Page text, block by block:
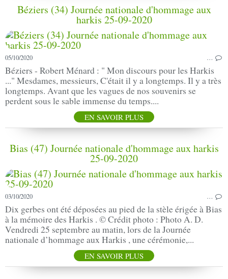
Béziers (34) Journée nationale d'hommage aux
harkis 25-09-2020
05/10/2020 …
Béziers - Robert Ménard : " Mon discours pour les Harkis
..." Mesdames, messieurs, C'était il y a longtemps. Il y a très
longtemps. Avant que les vagues de nos souvenirs se
perdent sous le sable immense du temps....
EN SAVOIR PLUS
Bias (47) Journée nationale d'hommage aux harkis
25-09-2020
03/10/2020 …
Dix gerbes ont été déposées au pied de la stèle érigée à Bias
à la mémoire des Harkis . © Crédit photo : Photo A. D.
Vendredi 25 septembre au matin, lors de la Journée
nationale d’hommage aux Harkis , une cérémonie,...
EN SAVOIR PLUS